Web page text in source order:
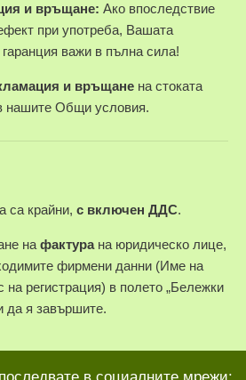
и връщане: Ако впоследствие
при употреба, Вашата
важи в пълна сила!
и връщане на стоката
нашите Общи условия.
са крайни, с включен ДДС.
на фактура на юридическо лице,
фирмени данни (Име на
регистрация) в полето „Бележки
да я завършите.